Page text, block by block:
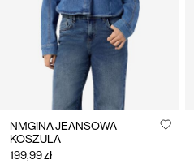
NMGINA JEANSOWA
KOSZULA
199,99 zł